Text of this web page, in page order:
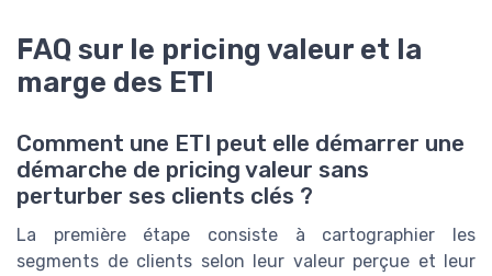
FAQ sur le pricing valeur et la
marge des ETI
Comment une ETI peut elle démarrer une
démarche de pricing valeur sans
perturber ses clients clés ?
La première étape consiste à cartographier les
segments de clients selon leur valeur perçue et leur